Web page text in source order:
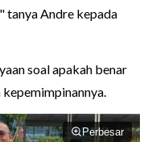
tanya Andre kepada
soal apakah benar
Perbesar